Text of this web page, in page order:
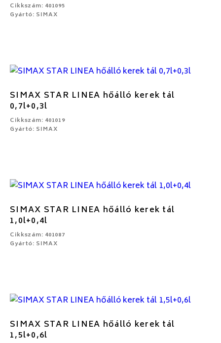
Cikkszám: 401095
Gyártó: SIMAX
SIMAX STAR LINEA hőálló kerek tál
0,7l+0,3l
Cikkszám: 401019
Gyártó: SIMAX
SIMAX STAR LINEA hőálló kerek tál
1,0l+0,4l
Cikkszám: 401087
Gyártó: SIMAX
SIMAX STAR LINEA hőálló kerek tál
1,5l+0,6l